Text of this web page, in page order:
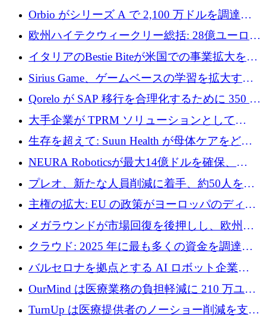
アグリテクノロジーのイノベーションを支援
するファンド III の初回クローズ額が 1 億ドル
に到達
Orbio がシリーズ A で 2,100 万ドルを調達、
AI 労働力管理を世界の最前線の労働者に提供
欧州ハイテクウィークリー総括: 28億ユーロの
取引と5月のハイライト
イタリアのBestie Biteが米国での事業拡大を加
速するために150万ユーロを調達
Sirius Game、ゲームベースの学習を拡大する
ために 130 万ユーロの資金調達を完了
Qorelo が SAP 移行を合理化するために 350 万
ドルを調達
大手企業が TPRM ソリューションとして
Vanta を選択する理由
生存を超えて: Suun Health が母体ケアをどの
ように再考しているか
NEURA Roboticsが最大14億ドルを確保、
Bending Spoonsが米国IPOを申請、英国首相が
4億ポンドのチップ計画を発表
プレオ、新たな人員削減に着手、約50人を解
雇
主権の拡大: EU の政策がヨーロッパのディー
プテック戦略をどのように再構築しているか
メガラウンドが市場回復を後押しし、欧州の
ハイテク資金調達は5月に105億ユーロに回復
クラウド: 2025 年に最も多くの資金を調達し
た 10 社
バルセロナを拠点とする AI ロボット企業
Theker が 8,500 万ドルを調達
OurMind は医療業務の負担軽減に 210 万ユー
ロを寄付
TurnUp は医療提供者のノーショー削減を支援